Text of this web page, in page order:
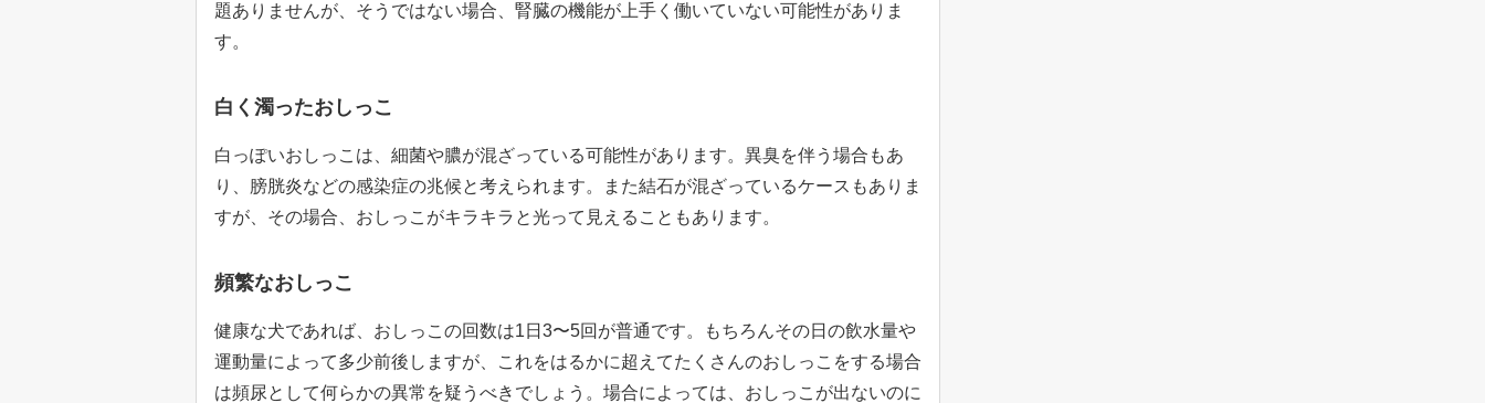
題ありませんが、そうではない場合、腎臓の機能が上手く働いていない可能性がありま
す。
白く濁ったおしっこ
白っぽいおしっこは、細菌や膿が混ざっている可能性があります。異臭を伴う場合もあ
り、膀胱炎などの感染症の兆候と考えられます。また結石が混ざっているケースもありま
すが、その場合、おしっこがキラキラと光って見えることもあります。
頻繁なおしっこ
健康な犬であれば、おしっこの回数は1日3〜5回が普通です。もちろんその日の飲水量や
運動量によって多少前後しますが、これをはるかに超えてたくさんのおしっこをする場合
は頻尿として何らかの異常を疑うべきでしょう。場合によっては、おしっこが出ないのに